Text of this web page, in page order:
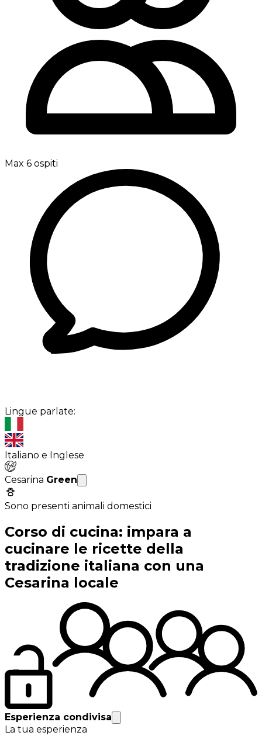
Max 6 ospiti
Lingue parlate:
Italiano e Inglese
Cesarina Green
Sono presenti animali domestici
Corso di cucina: impara a
cucinare le ricette della
tradizione italiana con una
Cesarina locale
Esperienza condivisa
La tua esperienza